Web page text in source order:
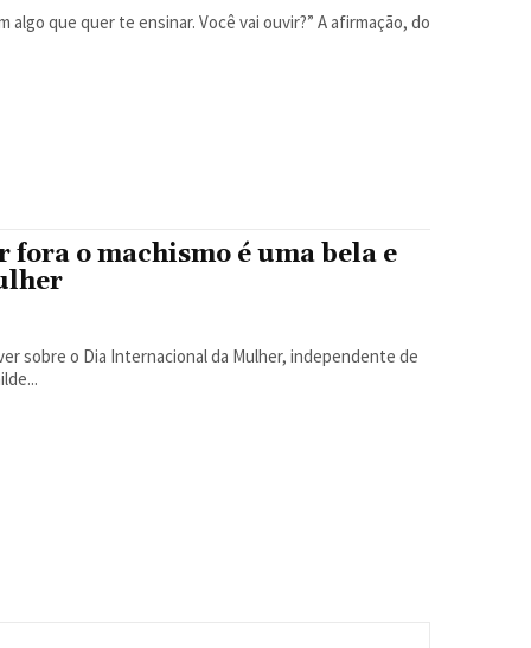
o machismo é uma bela e
sobre o Dia Internacional da Mulher, independente de